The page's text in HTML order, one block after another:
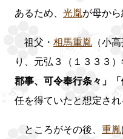
あるため、 光胤が母か
祖父・ 相馬重胤 （小
り、元弘３（１３３３
郡事、可令奉行条々」
任を得ていたと想定され
ところがその後、 重胤